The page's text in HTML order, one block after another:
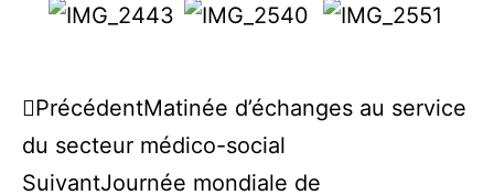
PrécédentMatinée d’échanges au service
du secteur médico-social
SuivantJournée mondiale de